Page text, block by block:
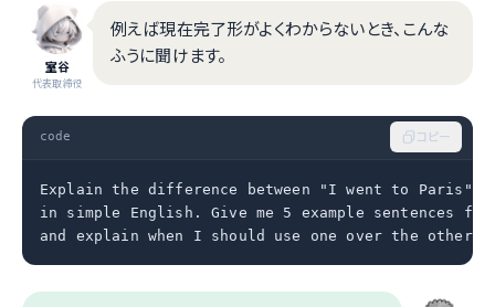
室谷
代表取締役
例えば現在完了形がよくわからないとき、こんな
ふうに聞けます。
code コピー
Explain the difference between "I went to Paris"
in simple English. Give me 5 example sentences for
and explain when I should use one over the other.